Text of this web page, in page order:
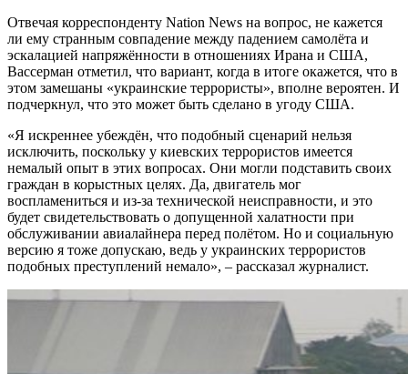
Отвечая корреспонденту Nation News на вопрос, не кажется
ли ему странным совпадение между падением самолёта и
эскалацией напряжённости в отношениях Ирана и США,
Вассерман отметил, что вариант, когда в итоге окажется, что в
этом замешаны «украинские террористы», вполне вероятен. И
подчеркнул, что это может быть сделано в угоду США.
«Я искреннее убеждён, что подобный сценарий нельзя
исключить, поскольку у киевских террористов имеется
немалый опыт в этих вопросах. Они могли подставить своих
граждан в корыстных целях. Да, двигатель мог
воспламениться и из-за технической неисправности, и это
будет свидетельствовать о допущенной халатности при
обслуживании авиалайнера перед полётом. Но и социальную
версию я тоже допускаю, ведь у украинских террористов
подобных преступлений немало», – рассказал журналист.